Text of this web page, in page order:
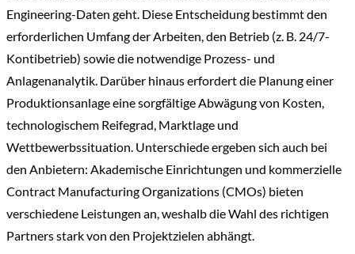
Engineering-Daten geht. Diese Entscheidung bestimmt den
erforderlichen Umfang der Arbeiten, den Betrieb (z. B. 24/7-
Kontibetrieb) sowie die notwendige Prozess- und
Anlagenanalytik. Darüber hinaus erfordert die Planung einer
Produktionsanlage eine sorgfältige Abwägung von Kosten,
technologischem Reifegrad, Marktlage und
Wettbewerbssituation. Unterschiede ergeben sich auch bei
den Anbietern: Akademische Einrichtungen und kommerzielle
Contract Manufacturing Organizations (CMOs) bieten
verschiedene Leistungen an, weshalb die Wahl des richtigen
Partners stark von den Projektzielen abhängt.